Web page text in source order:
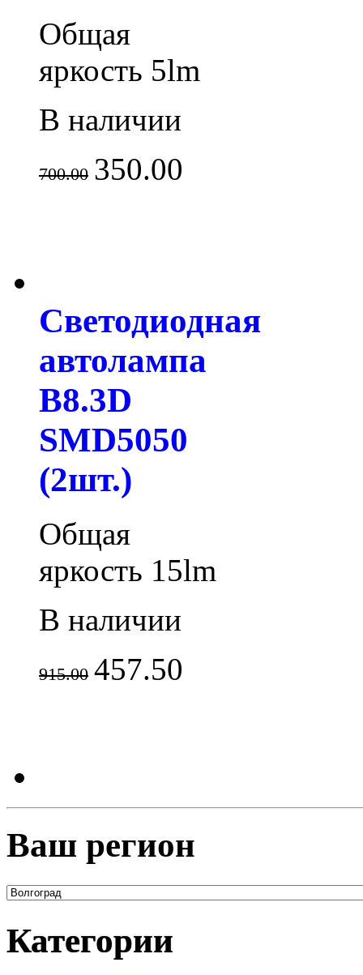
Общая
яркость 5lm
В наличии
700.00 350.00
Светодиодная
автолампа
B8.3D
SMD5050
(2шт.)
Общая
яркость 15lm
В наличии
915.00 457.50
Ваш регион
Категории